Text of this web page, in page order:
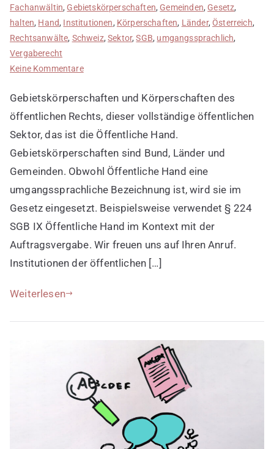
Fachanwältin, Gebietskörperschaften, Gemeinden, Gesetz,
halten, Hand, Institutionen, Körperschaften, Länder,Österreich,
Rechtsanwälte, Schweiz,Sektor,SGB, umgangssprachlich,
Vergaberecht
Keine Kommentarezu
Hand
ist
umgangssprachlich
Gebietskörperschaften und Körperschaften des
öffentlichen Rechts, dieser vollständige öffentlichen
Sektor, das ist die Öffentliche Hand.
Gebietskörperschaften sind Bund, Länder und
Gemeinden. Obwohl Öffentliche Hand eine
umgangssprachliche Bezeichnung ist, wird sie im
Gesetz eingesetzt. Beispielsweise verwendet § 224
SGB IX Öffentliche Hand im Kontext mit der
Auftragsvergabe. Wir freuen uns auf Ihren Anruf.
Institutionen der öffentlichen […]
Weiterlesen